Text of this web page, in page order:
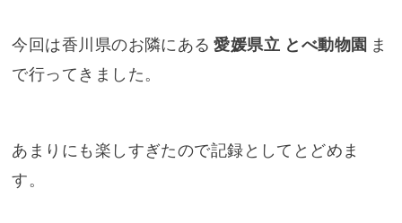
今回は香川県のお隣にある 愛媛県立 とべ動物園 ま
で行ってきました。
あまりにも楽しすぎたので記録としてとどめま
す。